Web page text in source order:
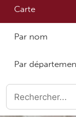
Carte
Par nom
Par
Quand les résultats